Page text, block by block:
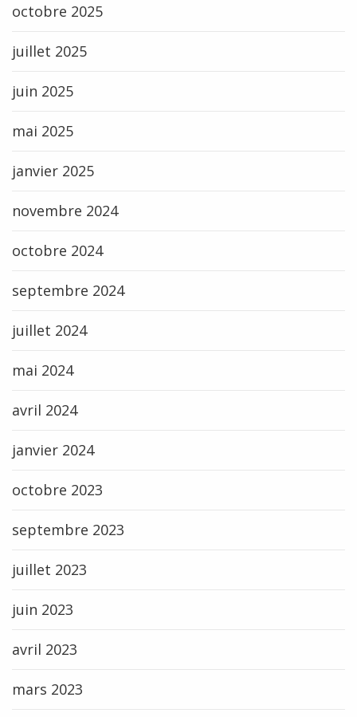
octobre 2025
juillet 2025
juin 2025
mai 2025
janvier 2025
novembre 2024
octobre 2024
septembre 2024
juillet 2024
mai 2024
avril 2024
janvier 2024
octobre 2023
septembre 2023
juillet 2023
juin 2023
avril 2023
mars 2023